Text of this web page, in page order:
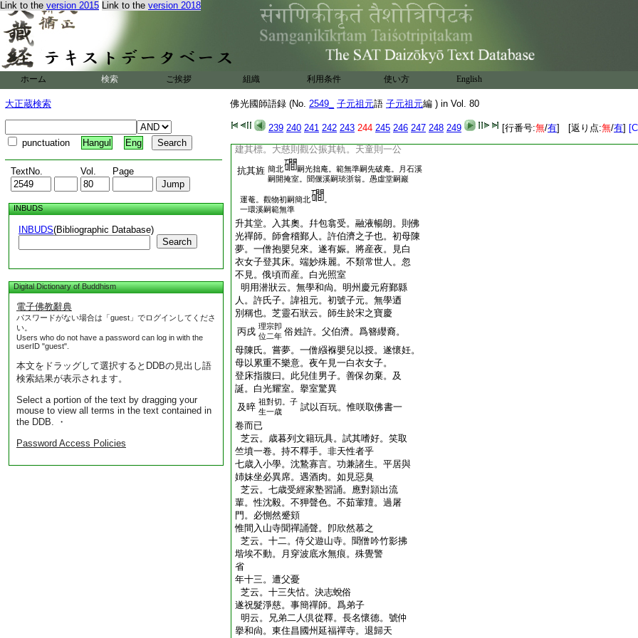
Link to the version 2015 Link to the version 2018
ホーム 検索 ご挨拶 組織 利用条件 使い方 English
大正蔵検索
punctuation Hangul Eng
TextNo. Vol. Page
INBUDS
INBUDS(Bibliographic Database)
Search
Digital Dictionary of Buddhism
電子佛教辭典
パスワードがない場合は「guest」でログインしてくださ
い。
Users who do not have a password can log in with the
userID "guest".
本文をドラッグして選択するとDDBの見出し語
検索結果が表示されます。
Select a portion of the text by dragging your
mouse to view all terms in the text contained in
the DDB. ・
Password Access Policies
佛光國師語録 (No. 2549_ 子元祖元語 子元祖元編 ) in Vol. 80
239 240 241 242 243 244 245 246 247 248 249 [行番号:無/有] [返り点:無/有]
佛光禪師塔銘
應奉翰林文字登仕郎同知制誥兼國史
院編脩官揭傒斯撰幷書資政大夫禮部
佛法入中國。至宋末莫盛於呉越之間 自
東
漢明帝。永平十一年。大敎來中土。至南宋
理宗。嘉熙元年。已得一千七十七年矣
簡公奮響於淨慈。範公揚英於徑山。月公
建其標。大慈則觀公振其軌。天童則一公
抗其旌 簡北
嗣光拙庵。範無準嗣先破庵。月石溪
嗣開掩室。聞偃溪嗣琰浙翁。愚虛堂嗣巖
運菴。觀物初嗣簡北
。
一環溪嗣範無準
升其堂。入其奧。幷包翕受。融液暢朗。則佛
光禪師。師會稽鄞人。許伯濟之子也。初母陳
夢。一僧抱嬰兒來。遂有娠。將産夜。見白
衣女子登其床。端妙殊麗。不類常世人。忽
不見。俄頃而産。白光照室
明用潜狀云。無學和尙。明州慶元府鄞縣
人。許氏子。諱祖元。初號子元。無學迺
別稱也。芝靈石狀云。師生於宋之寶慶
丙戌 理宗卽
位二年 俗姓許。父伯濟。爲簪纓裔。
母陳氏。嘗夢。一僧繦褓嬰兒以授。遂懷妊。
母以累重不樂意。夜午見一白衣女子。
登床指腹曰。此兒佳男子。善保勿棄。及
誕。白光耀室。擧室驚異
及晬 祖對切。子
生一歳
試以百玩。惟咲取佛書一
卷而已
芝云。歳暮列文籍玩具。試其嗜好。笑取
竺墳一卷。持不釋手。非天性者乎
七歳入小學。沈鷙寡言。功兼諸生。平居與
姉妹坐必異席。遇酒肉。如見惡臭
芝云。七歳受經家塾習誦。應對頴出流
輩。性沈毅。不狎聲色。不茹葷羶。過屠
門。必惻然蹙頞
惟間入山寺聞禪誦聲。卽欣然慕之
芝云。十二。侍父遊山寺。聞僧吟竹影拂
堦埃不動。月穿波底水無痕。殊覺警
省
年十三。遭父憂
芝云。十三失怙。決志蛻俗
遂祝髮淨慈。事簡禪師。爲弟子
明云。兄弟二人倶從釋。長名懷德。號仲
擧和尙。東住昌國州延福禪寺。退歸天